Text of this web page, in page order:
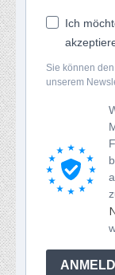
Ich
Sie können
unserem